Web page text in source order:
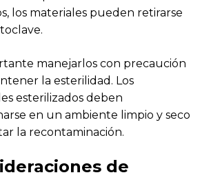
los materiales pueden retirarse
manejarlos con precaución
la esterilidad. Los
esterilizados deben
en un ambiente limpio y seco
la recontaminación.
de